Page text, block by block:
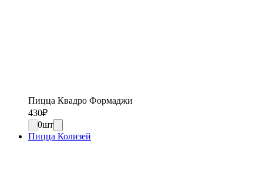
Пицца Квадро Формаджи
430₽
0шт
Пицца Колизей